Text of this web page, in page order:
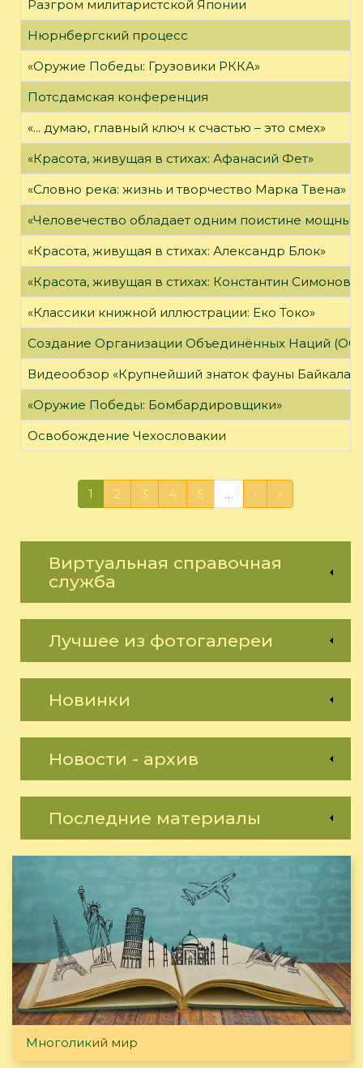
Разгром милитаристской Японии
Нюрнбергский процесс
«Оружие Победы: Грузовики РККА»
Потсдамская конференция
«... думаю, главный ключ к счастью – это смех»
«Красота, живущая в стихах: Афанасий Фет»
«Словно река: жизнь и творчество Марка Твена»
«Человечество обладает одним поистине
«Красота, живущая в стихах: Александр Блок»
«Красота, живущая в стихах: Константин Симонов»
«Классики книжной иллюстрации: Еко Токо»
Создание Организации Объединённых Наций
Видеообзор «Крупнейший знаток фауны Байкала»
«Оружие Победы: Бомбардировщики»
Освобождение Чехословакии
1 2 3 4 5 … › »
Виртуальная справочная
служба
Лучшее из фотогалереи
Новинки
Новости - архив
Последние материалы
Многоликий мир